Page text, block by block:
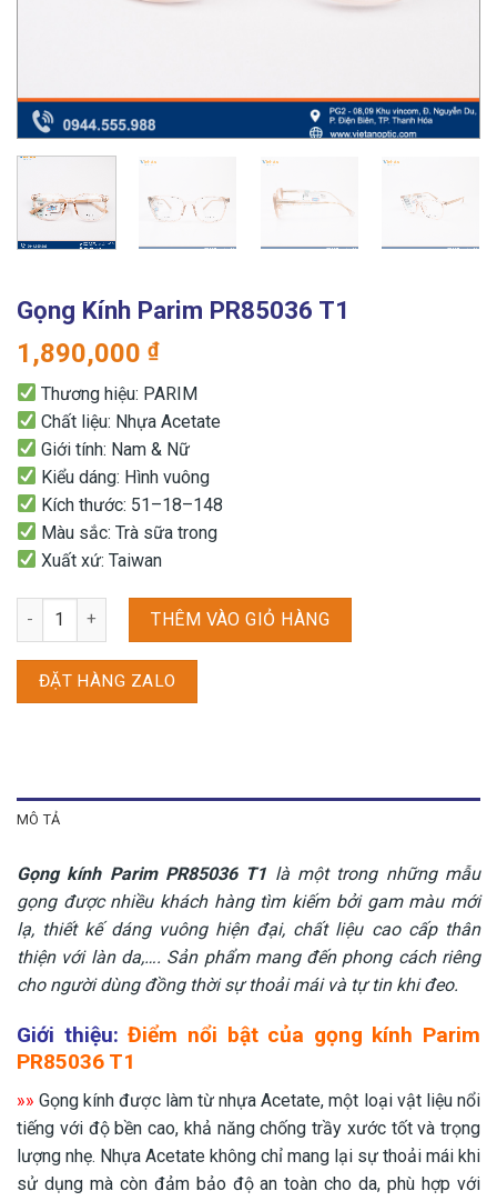
Gọng Kính Parim PR85036 T1
1,890,000 ₫
Thương hiệu: PARIM
Chất liệu: Nhựa Acetate
Giới tính: Nam & Nữ
Kiểu dáng: Hình vuông
Kích thước: 51–18–148
Màu sắc: Trà sữa trong
Xuất xứ: Taiwan
Gọng kính Parim PR85036 T1 số lượng
THÊM VÀO GIỎ HÀNG
ĐẶT HÀNG ZALO
MÔ TẢ
Gọng kính Parim PR85036 T1 là một trong những mẫu
gọng được nhiều khách hàng tìm kiếm bởi gam màu mới
lạ, thiết kế dáng vuông hiện đại, chất liệu cao cấp thân
thiện với làn da,…. Sản phẩm mang đến phong cách riêng
cho người dùng đồng thời sự thoải mái và tự tin khi đeo.
Giới thiệu: Điểm nổi bật của gọng kính Parim
PR85036 T1
»» Gọng kính được làm từ nhựa Acetate, một loại vật liệu nổi
tiếng với độ bền cao, khả năng chống trầy xước tốt và trọng
lượng nhẹ. Nhựa Acetate không chỉ mang lại sự thoải mái khi
sử dụng mà còn đảm bảo độ an toàn cho da, phù hợp với